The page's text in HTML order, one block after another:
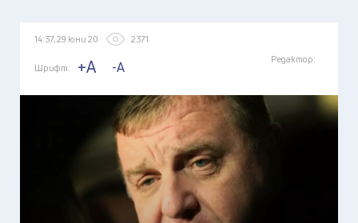
14:37, 29 юни 20 2371
Шрифт: +A -A Редактор: